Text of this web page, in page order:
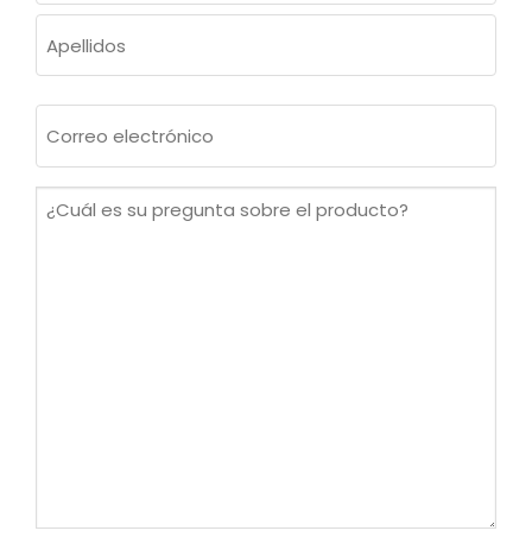
Nombre
electrónico
¿Cuál